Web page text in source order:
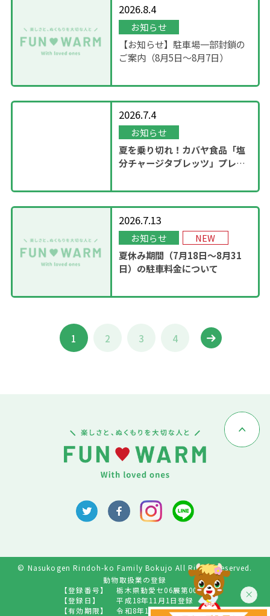
2026.8.4
お知らせ
【お知らせ】駐車場一部封鎖の
ご案内（8月5日〜8月7日）
2026.7.4
お知らせ
夏を乗り切れ！カバヤ食品「塩
分チャージタブレッツ」プレゼ
2026.7.13
お知らせ NEW
夏休み期間（7月18日～8月31
日）の駐車料金について
1 2 3 4
© Nasukogen Rindoh-ko Family Bokujo All Rights Reserved.
動物取扱業の登録
【登録番号】
栃木県動愛セ06展第009号
【登録日】
平成18年11月1日登録
【有効期限】
令和8年10月31日